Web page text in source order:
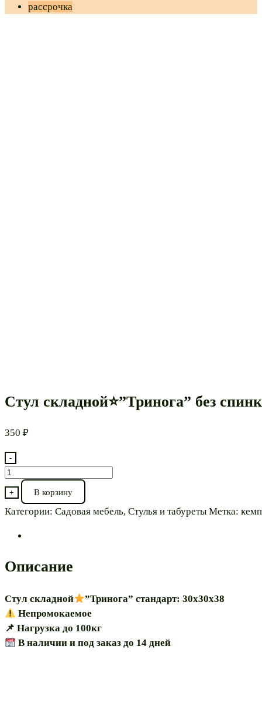
рассрочка
Стул складной⭐”Тринога” без
350 ₽
-
Количество
товара
Стул
складной⭐”Тринога”
+ В корзину
Категории: Садовая мебель, Стулья и табуреты Метка:
Описание
Стул складной
”Тринога” стандарт: 30х30х38
Непромокаемое
📌 Нагрузка до 100кг
В наличии и под заказ до 14 дней